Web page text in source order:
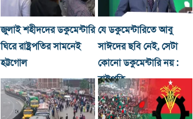
জুলাই শহীদদের ডকুমেন্টারি
ঘিরে রাষ্ট্রপতির সামনেই
হট্টগোল
যে ডকুমেন্টারিতে আবু
সাঈদের ছবি নেই, সেটা
কোনো ডকুমেন্টারি নয় :
রাষ্ট্রপতি